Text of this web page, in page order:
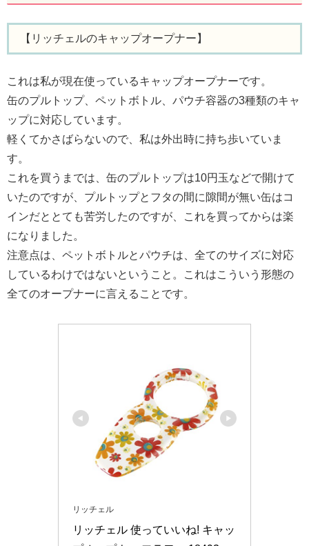
【リッチェルのキャップオープナー】
これは私が現在使っているキャップオープナーです。
缶のプルトップ、ペットボトル、パウチ容器の3種類のキャ
ップに対応しています。
軽くてかさばらないので、私は外出時に持ち歩いていま
す。
これを買うまでは、缶のプルトップは10円玉などで開けて
いたのですが、プルトップとフタの間に隙間が無い缶はコ
インだととても苦労したのですが、これを買ってからは楽
になりました。
注意点は、ペットボトルとパウチは、全てのサイズに対応
しているわけではないということ。これはこういう形態の
全てのオープナーに言えることです。
リッチェル
リッチェル 使っていいね! キャッ